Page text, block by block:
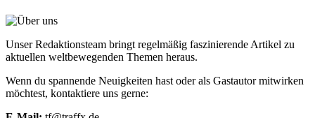
Unser Redaktionsteam bringt regelmäßig faszinierende Artikel zu
aktuellen weltbewegenden Themen heraus.
Wenn du spannende Neuigkeiten hast oder als Gastautor mitwirken
möchtest, kontaktiere uns gerne: